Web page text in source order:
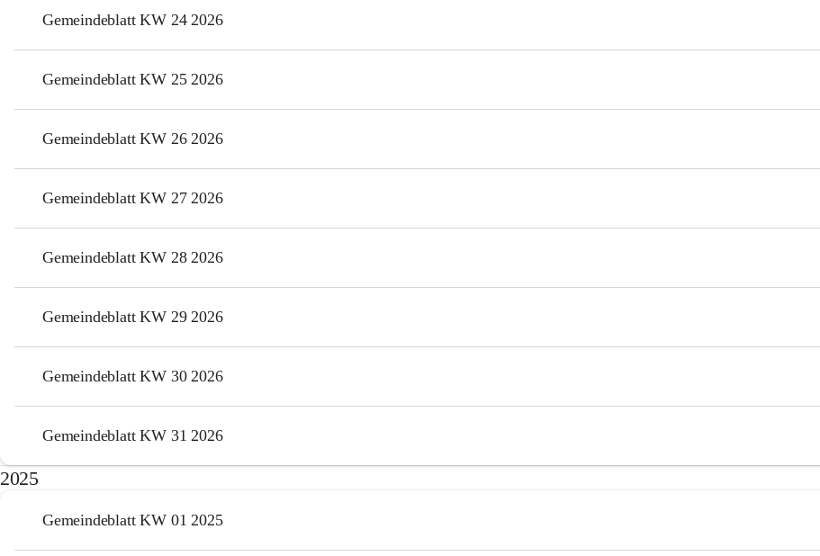
Gemeindeblatt KW 24 2026
Gemeindeblatt KW 25 2026
Gemeindeblatt KW 26 2026
Gemeindeblatt KW 27 2026
Gemeindeblatt KW 28 2026
Gemeindeblatt KW 29 2026
Gemeindeblatt KW 30 2026
Gemeindeblatt KW 31 2026
2025
Gemeindeblatt KW 01 2025